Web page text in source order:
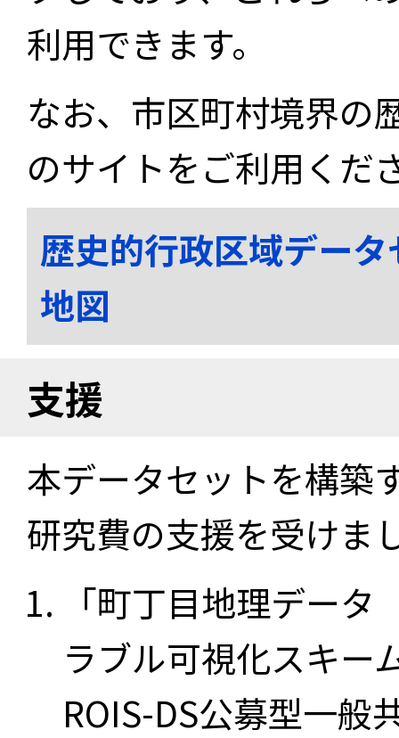
利用できます。
なお、市区町村境界の
のサイトをご利用くだ
歴史的行政区域デー
地図
支援
本データセットを構築
研究費の支援を受けま
「町丁目地理デー
ラブル可視化スキー
ROIS-DS公募型一般